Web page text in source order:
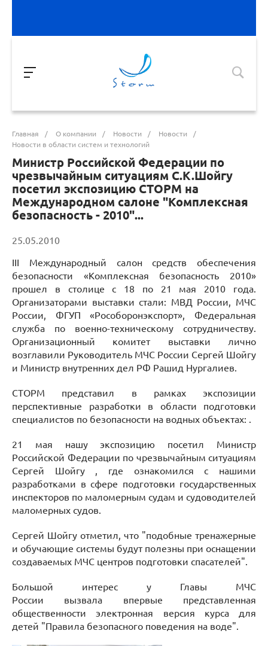
Главная / О компании / Новости / Новости
/
Новости в области систем и технологий
Министр Российской Федерации по
чрезвычайным ситуациям С.К.Шойгу
посетил экспозицию СТОРМ на
Международном салоне "Комплексная
безопасность - 2010"...
25.05.2010
III Международный салон средств обеспечения
безопасности «Комплексная безопасность 2010»
прошел в столице с 18 по 21 мая 2010 года.
Организаторами выставки стали: МВД России, МЧС
России, ФГУП «Рособоронэкспорт», Федеральная
служба по военно-техническому сотрудничеству.
Организационный комитет выставки лично
возглавили Руководитель МЧС России Сергей Шойгу
и Министр внутренних дел РФ Рашид Нургалиев.
СТОРМ представил в рамках экспозиции
перспективные разработки в области подготовки
специалистов по безопасности на водных объектах: .
21 мая нашу экспозицию посетил Министр
Российской Федерации по чрезвычайным ситуациям
Сергей Шойгу , где ознакомился с нашими
разработками в сфере подготовки государственных
инспекторов по маломерным судам и судоводителей
маломерных судов.
Сергей Шойгу отметил, что "подобные тренажерные
и обучающие системы будут полезны при оснащении
создаваемых МЧС центров подготовки спасателей".
Большой интерес у Главы МЧС
России вызвала впервые представленная
общественности электронная версия курса для
детей "Правила безопасного поведения на воде".